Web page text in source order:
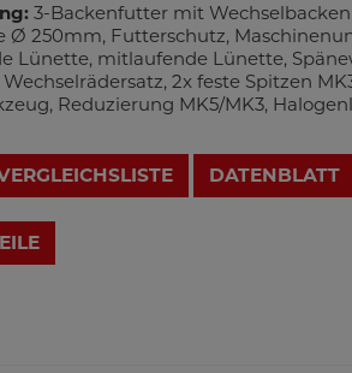
3-Backenfutter mit
Ø 250mm, Futterschutz,
Lünette, mitlaufende Lünette,
2x feste Spitzen
Reduzierung MK5/MK3,
DATENBLATT